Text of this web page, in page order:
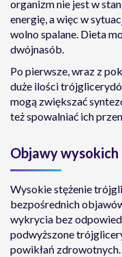
organizm nie jest w
energię, a więc w
wolno spalane. Dieta
dwójnasób.
Po pierwsze, wraz z
duże ilości
mogą zwiększać
też spowalniać ich
Objawy
Wysokie stężenie
bezpośrednich
wykrycia bez
podwyższone
powikłań